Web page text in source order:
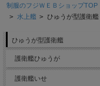
制服のフジＷＥＢショップTOP
> 水上艦 > ひゅうが型護衛艦
ひゅうが型護衛艦
護衛艦ひゅうが
護衛艦いせ